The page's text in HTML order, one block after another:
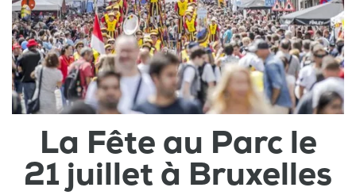
La Fête au Parc le
21 juillet à Bruxelles